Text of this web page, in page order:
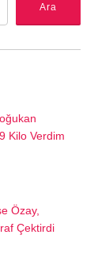
Ara
Kilo Verdim
Özay,
Çektirdi